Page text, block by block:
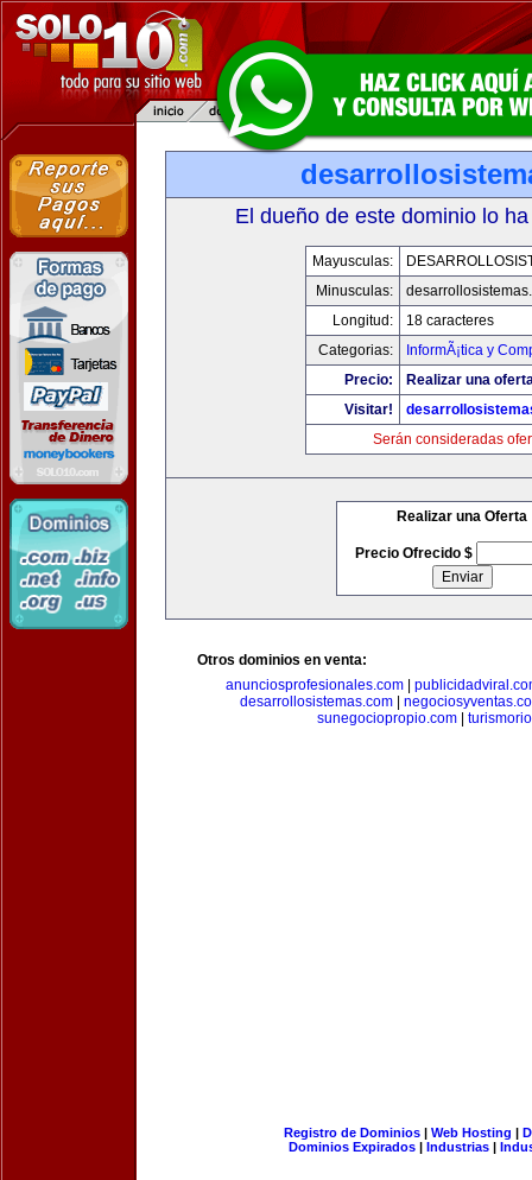
El dueño de este dominio lo
Mayusculas:
Minusculas:
Longitud:
18 caracteres
Categorias:
InformÃ¡tica y
Precio:
Realizar una
Visitar!
Serán consideradas
Realizar una Oferta
Precio Ofrecido $
Otros dominios en venta:
anunciosprofesionales.com|
desarrollosistemas.com|
sunegociopropio.com|
Registro de Dominios| Web Hosting |
Dominios Expirados | Industrias |